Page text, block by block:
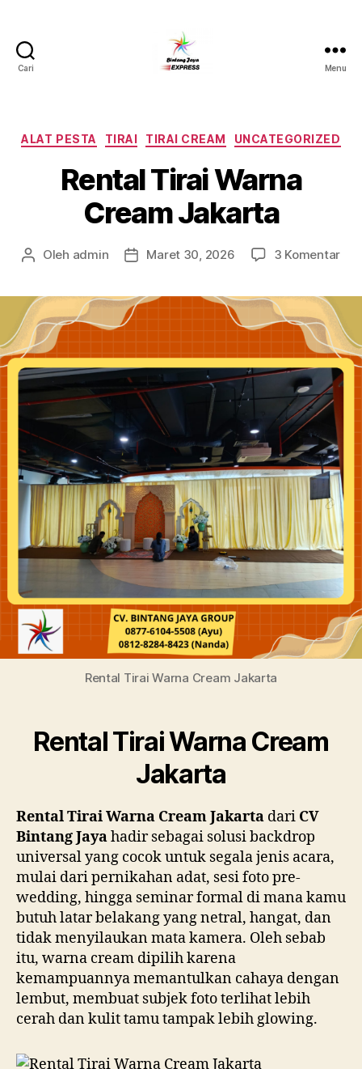
Cari
Pesta
Jabodetabek,Tlp.0878-
7350-
8787
Menu
Kategori
ALAT PESTA TIRAI TIRAI CREAM UNCATEGORIZED
Rental Tirai Warna
Cream Jakarta
Penulis
Oleh admin
Tanggal
Maret 30, 2026 3 Komentar
Rental Tirai Warna Cream Jakarta
Rental Tirai Warna Cream
Jakarta
Rental Tirai Warna Cream Jakarta dari CV
Bintang Jayahadir sebagai solusi backdrop
universal yang cocok untuk segala jenis acara,
mulai dari pernikahan adat, sesi foto pre-
wedding, hingga seminar formal di mana kamu
butuh latar belakang yang netral, hangat, dan
tidak menyilaukan mata kamera. Oleh sebab
itu, warna cream dipilih karena
kemampuannya memantulkan cahaya dengan
lembut, membuat subjek foto terlihat lebih
cerah dan kulit tamu tampak lebih glowing.